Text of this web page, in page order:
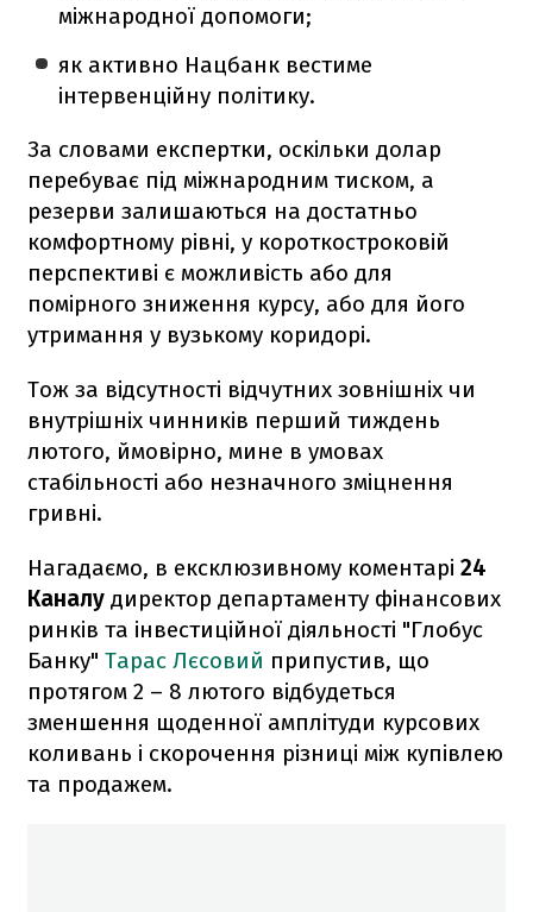
міжнародної допомоги;
як активно Нацбанк вестиме
інтервенційну політику.
За словами експертки, оскільки долар
перебуває під міжнародним тиском, а
резерви залишаються на достатньо
комфортному рівні, у короткостроковій
перспективі є можливість або для
помірного зниження курсу, або для його
утримання у вузькому коридорі.
Тож за відсутності відчутних зовнішніх чи
внутрішніх чинників перший тиждень
лютого, ймовірно, мине в умовах
стабільності або незначного зміцнення
гривні.
Нагадаємо, в ексклюзивному коментарі 24
Каналу директор департаменту фінансових
ринків та інвестиційної діяльності "Глобус
Банку" Тарас Лєсовий припустив, що
протягом 2 – 8 лютого відбудеться
зменшення щоденної амплітуди курсових
коливань і скорочення різниці між купівлею
та продажем.